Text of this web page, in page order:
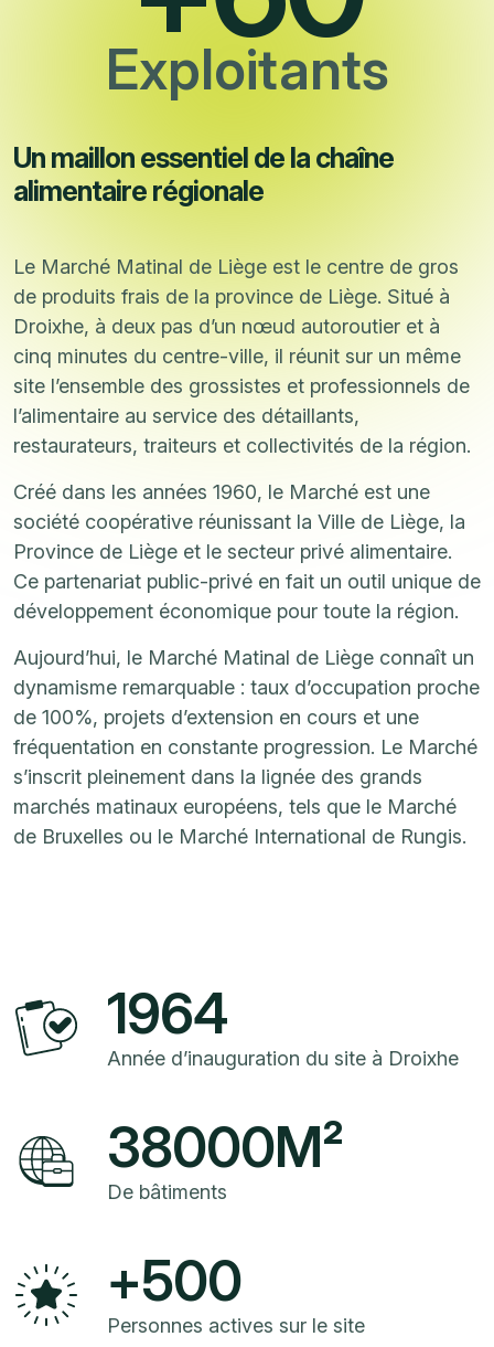
Exploitants
Un maillon essentiel de la chaîne
alimentaire régionale
Le Marché Matinal de Liège est le centre de gros
de produits frais de la province de Liège. Situé à
Droixhe, à deux pas d’un nœud autoroutier et à
cinq minutes du centre-ville, il réunit sur un même
site l’ensemble des grossistes et professionnels de
l’alimentaire au service des détaillants,
restaurateurs, traiteurs et collectivités de la région.
Créé dans les années 1960, le Marché est une
société coopérative réunissant la Ville de Liège, la
Province de Liège et le secteur privé alimentaire.
Ce partenariat public-privé en fait un outil unique de
développement économique pour toute la région.
Aujourd’hui, le Marché Matinal de Liège connaît un
dynamisme remarquable : taux d’occupation proche
de 100%, projets d’extension en cours et une
fréquentation en constante progression. Le Marché
s’inscrit pleinement dans la lignée des grands
marchés matinaux européens, tels que le Marché
de Bruxelles ou le Marché International de Rungis.
1964
Année d’inauguration du site à Droixhe
38000M²
De bâtiments
+500
Personnes actives sur le site